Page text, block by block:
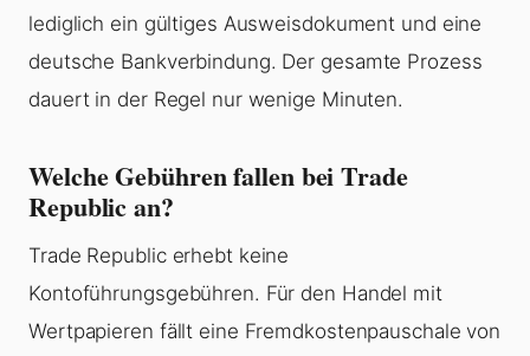
lediglich ein gültiges Ausweisdokument und eine
deutsche Bankverbindung. Der gesamte Prozess
dauert in der Regel nur wenige Minuten.
Welche Gebühren fallen bei Trade
Republic an?
Trade Republic erhebt keine
Kontoführungsgebühren. Für den Handel mit
Wertpapieren fällt eine Fremdkostenpauschale von